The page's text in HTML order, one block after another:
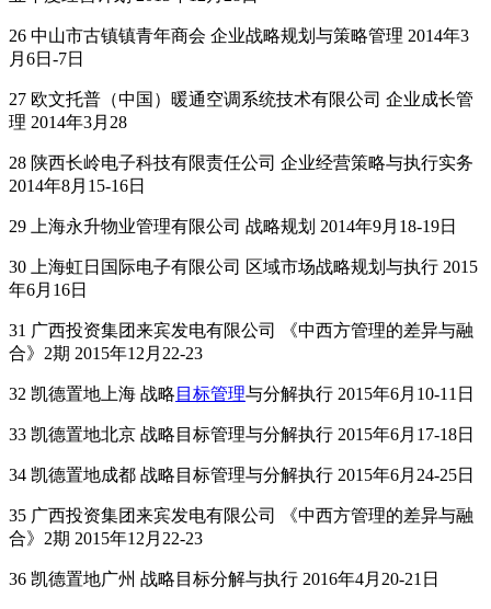
26 中山市古镇镇青年商会 企业战略规划与策略管理 2014年3
月6日-7日
27 欧文托普（中国）暖通空调系统技术有限公司 企业成长管
理 2014年3月28
28 陕西长岭电子科技有限责任公司 企业经营策略与执行实务
2014年8月15-16日
29 上海永升物业管理有限公司 战略规划 2014年9月18-19日
30 上海虹日国际电子有限公司 区域市场战略规划与执行 2015
年6月16日
31 广西投资集团来宾发电有限公司 《中西方管理的差异与融
合》2期 2015年12月22-23
32 凯德置地上海 战略 目标管理与分解执行 2015年6月10-11日
33 凯德置地北京 战略目标管理与分解执行 2015年6月17-18日
34 凯德置地成都 战略目标管理与分解执行 2015年6月24-25日
35 广西投资集团来宾发电有限公司 《中西方管理的差异与融
合》2期 2015年12月22-23
36 凯德置地广州 战略目标分解与执行 2016年4月20-21日